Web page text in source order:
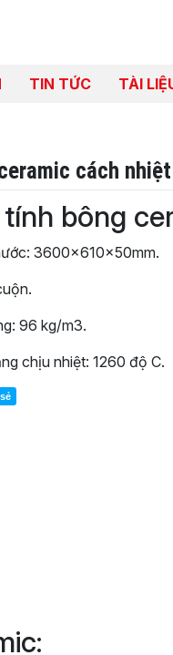
TIN TỨC TÀI
cách nhiệt
bông
3600x610x50mm.
96 kg/m3.
chịu nhiệt: 1260 độ C.